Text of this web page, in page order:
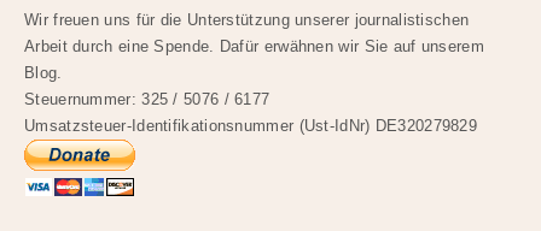
Wir freuen uns für die Unterstützung unserer journalistischen
Arbeit durch eine Spende. Dafür erwähnen wir Sie auf unserem
Blog.
Steuernummer: 325 / 5076 / 6177
Umsatzsteuer-Identifikationsnummer (Ust-IdNr) DE320279829